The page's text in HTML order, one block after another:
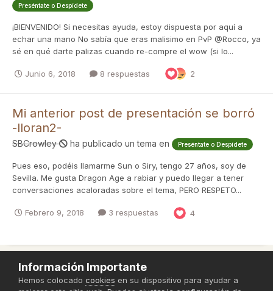
Preséntate o Despídete
¡BIENVENIDO! Si necesitas ayuda, estoy dispuesta por aquí a
echar una mano No sabía que eras malisimo en PvP @Rocco, ya
sé en qué darte palizas cuando re-compre el wow (si lo...
Junio 6, 2018 8 respuestas 2
Mi anterior post de presentación se borró
-lloran2-
SBCrowley ha publicado un tema en Preséntate o Despídete
Pues eso, podéis llamarme Sun o Siry, tengo 27 años, soy de
Sevilla. Me gusta Dragon Age a rabiar y puedo llegar a tener
conversaciones acaloradas sobre el tema, PERO RESPETO...
Febrero 9, 2018 3 respuestas 4
Política de Privacidad
Información Importante
Hemos colocado cookies en su dispositivo para ayudar a